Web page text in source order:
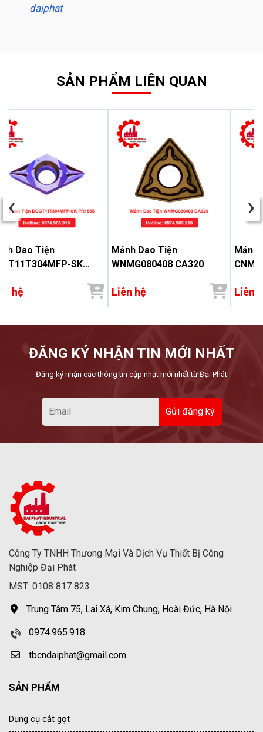
daiphat
SẢN PHẨM LIÊN QUAN
Dao Tiện
SK
hệ
Mảnh Dao Tiện
WNMG080408 CA320
Liên hệ
Mảnh
Liên
‹ ›
ĐĂNG KÝ NHẬN TIN MỚI NHẤT
Đăng ký nhận các thông tin cập nhật mới nhất từ Đại Phát
Công Ty TNHH Thương Mại Và Dịch Vụ Thiết Bị Công
Nghiệp Đại Phát
MST: 0108 817 823
Trung Tâm 75, Lai Xá, Kim Chung, Hoài Đức, Hà Nội
0974.965.918
tbcndaiphat@gmail.com
SẢN PHẨM
Dụng cụ cắt gọt